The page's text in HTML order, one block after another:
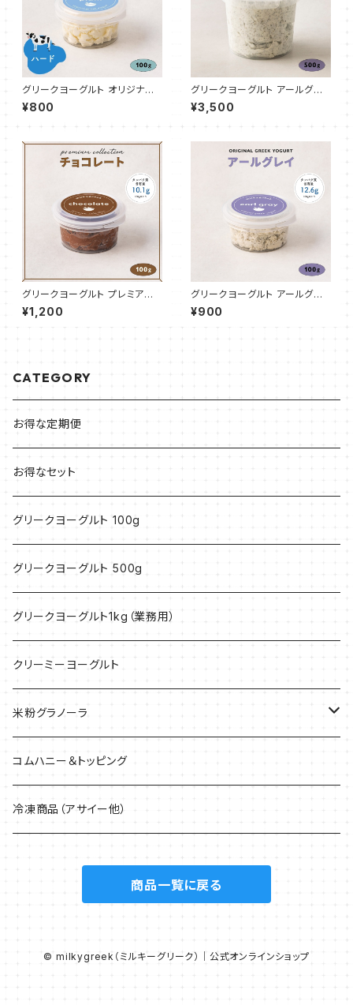
グリークヨーグルト オリジナル
プレーン（ハード70%） 100g
¥800
グリークヨーグルト アールグレ
イ 500g
¥3,500
グリークヨーグルト プレミアム
チョコレート 100g
¥1,200
グリークヨーグルト アールグレ
イ 100g
¥900
CATEGORY
お得な定期便
お得なセット
グリークヨーグルト 100g
グリークヨーグルト 500g
グリークヨーグルト1kg（業務用）
クリーミーヨーグルト
米粉グラノーラ
40g
200g
コムハニー＆トッピング
冷凍商品（アサイー他）
商品一覧に戻る
© milkygreek（ミルキーグリーク）｜公式オンラインショップ